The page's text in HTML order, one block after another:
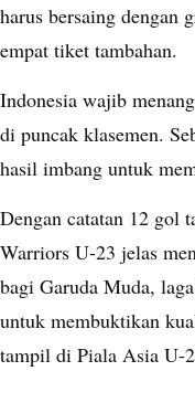
harus bersaing dengan
empat tiket tambahan.
Indonesia wajib
di puncak klasemen.
hasil imbang untuk
Dengan catatan 12 gol
Warriors U-23 jelas
bagi Garuda Muda,
untuk membuktikan
tampil di Piala Asia U-